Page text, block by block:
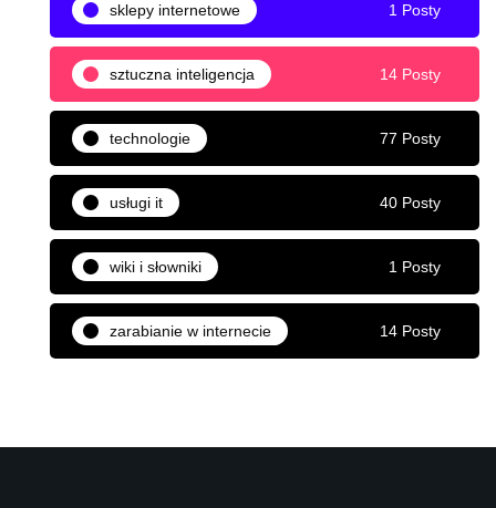
sklepy internetowe 1 Posty
sztuczna inteligencja 14 Posty
technologie 77 Posty
usługi it 40 Posty
wiki i słowniki 1 Posty
zarabianie w internecie 14 Posty